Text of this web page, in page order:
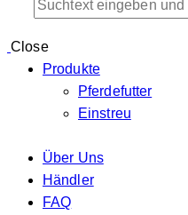
Close
Produkte
Pferdefutter
Einstreu
Über Uns
Händler
FAQ